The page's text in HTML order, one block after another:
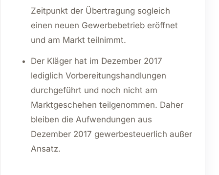
Zeitpunkt der Übertragung sogleich
einen neuen Gewerbebetrieb eröffnet
und am Markt teilnimmt.
Der Kläger hat im Dezember 2017
lediglich Vorbereitungshandlungen
durchgeführt und noch nicht am
Marktgeschehen teilgenommen. Daher
bleiben die Aufwendungen aus
Dezember 2017 gewerbesteuerlich außer
Ansatz.